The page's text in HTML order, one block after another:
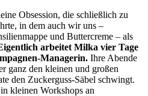
Obsession, die schließlich zu
in dem auch wir uns –
und Buttercreme – als
arbeitet Milka vier Tage
Managerin. Ihre Abende
ganz den kleinen und großen
den Zuckerguss-Säbel schwingt.
kleinen Workshops an